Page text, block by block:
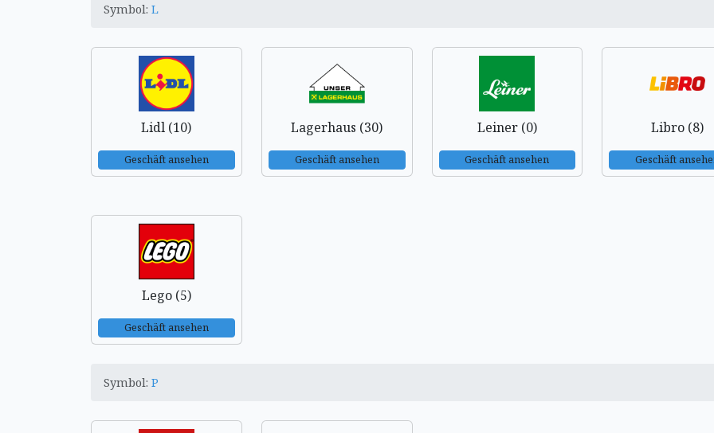
Symbol: L
Lidl (10)
Geschäft ansehen
Lagerhaus (30)
Geschäft ansehen
Leiner (0)
Geschäft ansehen
Libro (8)
Geschäft
Lego (5)
Geschäft ansehen
Symbol: P